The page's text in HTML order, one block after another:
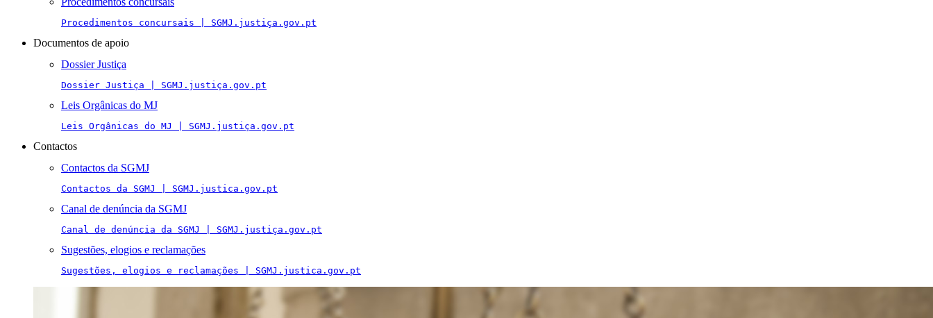
Procedimentos concursais | SGMJ.justiça.gov.pt
Documentos de apoio
Dossier Justiça
Dossier Justiça | SGMJ.justiça.gov.pt
Leis Orgânicas do MJ
Leis Orgânicas do MJ | SGMJ.justiça.gov.pt
Contactos
Contactos da SGMJ
Contactos da SGMJ | SGMJ.justica.gov.pt
Canal de denúncia da SGMJ
Canal de denúncia da SGMJ | SGMJ.justiça.gov.pt
Sugestões, elogios e reclamações
Sugestões, elogios e reclamações | SGMJ.justica.gov.pt